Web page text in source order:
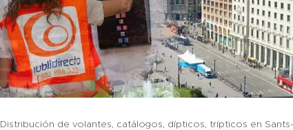
Distribución de volantes, catálogos, dípticos, trípticos en Sants-